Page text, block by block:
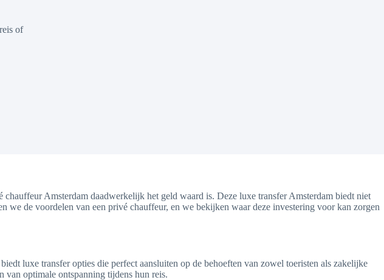
of
Amsterdam daadwerkelijk het geld waard is. Deze luxe transfer Amsterdam biedt niet
de voordelen van een privé chauffeur, en we bekijken waar deze investering voor kan zorgen
luxe transfer opties die perfect aansluiten op de behoeften van zowel toeristen als zakelijke
van optimale ontspanning tijdens hun reis.